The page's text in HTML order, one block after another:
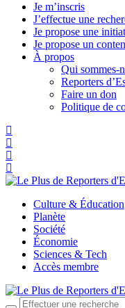
Je m’inscris
J’effectue une
Je propose une
Je propose un
À propos
Qui sommes-
Reporters
Faire un don
Politique de
Culture & Éducation
Planète
Société
Économie
Sciences & Tech
Accès membre